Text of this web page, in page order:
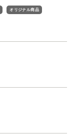
オリジナル商品